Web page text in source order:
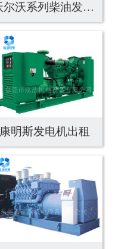
沃尔沃系列柴油发电机...
康明斯发电机出租